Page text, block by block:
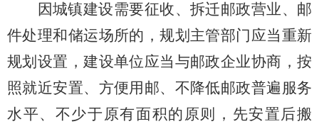
因城镇建设需要征收、拆迁邮政营业、邮
件处理和储运场所的，规划主管部门应当重新
规划设置，建设单位应当与邮政企业协商，按
照就近安置、方便用邮、不降低邮政普遍服务
水平、不少于原有面积的原则，先安置后搬